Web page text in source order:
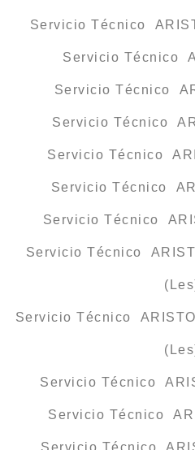
Servicio Técnico
Servicio Técnico
Servicio Técnico
Servicio Técnico
Servicio Técnico
Servicio Técnico
Servicio Técnico
Servicio Técnico
Servicio Técnico
Servicio Técnico
Servicio Técnico
Servicio Técnico